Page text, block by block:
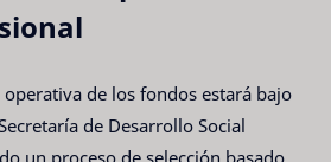
operativa de los fondos estará bajo
de Desarrollo Social